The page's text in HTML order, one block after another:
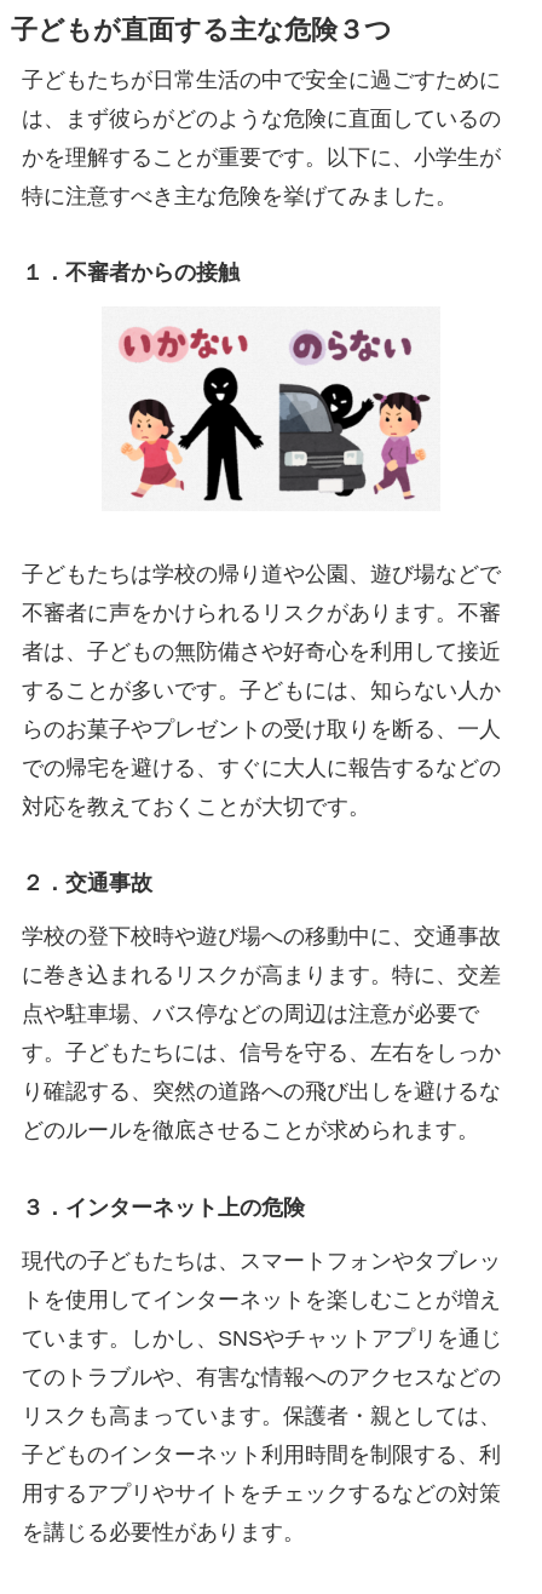
子どもが直面する主な危険３つ
子どもたちが日常生活の中で安全に過ごすために
は、まず彼らがどのような危険に直面しているの
かを理解することが重要です。以下に、小学生が
特に注意すべき主な危険を挙げてみました。
１．不審者からの接触
子どもたちは学校の帰り道や公園、遊び場などで
不審者に声をかけられるリスクがあります。不審
者は、子どもの無防備さや好奇心を利用して接近
することが多いです。子どもには、知らない人か
らのお菓子やプレゼントの受け取りを断る、一人
での帰宅を避ける、すぐに大人に報告するなどの
対応を教えておくことが大切です。
２．交通事故
学校の登下校時や遊び場への移動中に、交通事故
に巻き込まれるリスクが高まります。特に、交差
点や駐車場、バス停などの周辺は注意が必要で
す。子どもたちには、信号を守る、左右をしっか
り確認する、突然の道路への飛び出しを避けるな
どのルールを徹底させることが求められます。
３．インターネット上の危険
現代の子どもたちは、スマートフォンやタブレッ
トを使用してインターネットを楽しむことが増え
ています。しかし、SNSやチャットアプリを通じ
てのトラブルや、有害な情報へのアクセスなどの
リスクも高まっています。保護者・親としては、
子どものインターネット利用時間を制限する、利
用するアプリやサイトをチェックするなどの対策
を講じる必要性があります。